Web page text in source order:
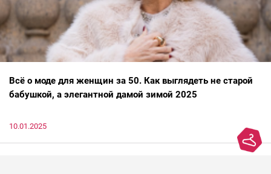
Всё о моде для женщин за 50. Как выглядеть не старой
бабушкой, а элегантной дамой зимой 2025
10.01.2025